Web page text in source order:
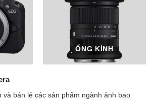
ỐNG KÍNH
và bán lẻ các sản phẩm ngành ảnh bao